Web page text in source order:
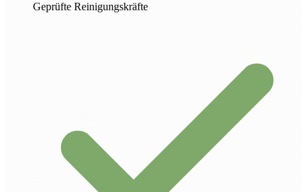
Geprüfte Reinigungskräfte